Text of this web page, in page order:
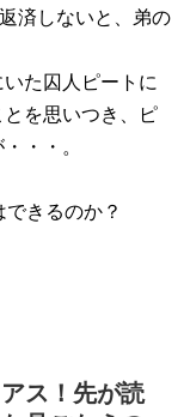
済しないと、弟の
た囚人ピートに
を思いつき、ピ
・・。
きるのか？
ス！先が読